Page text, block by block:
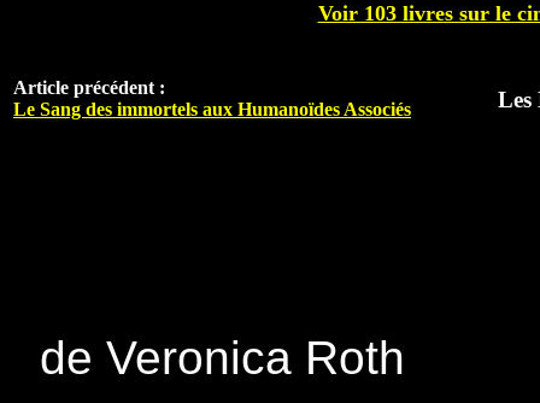
Voir 103 livres sur le
Article précédent :
Le Sang des immortels aux Humanoïdes Associés
Les
de Veronica Roth